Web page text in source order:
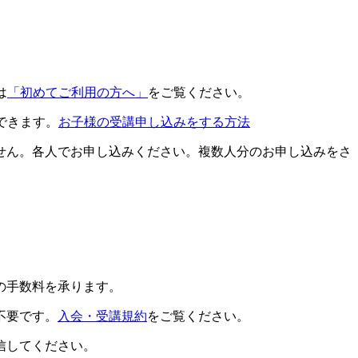
「初めてご利用の方へ」 をご覧ください。
ます。 お子様の受講申し込みをする方法
。各人でお申し込みください。複数人分のお申し込みをさ
数料を承ります。
です。 入会・受講規約をご覧ください。
てください。